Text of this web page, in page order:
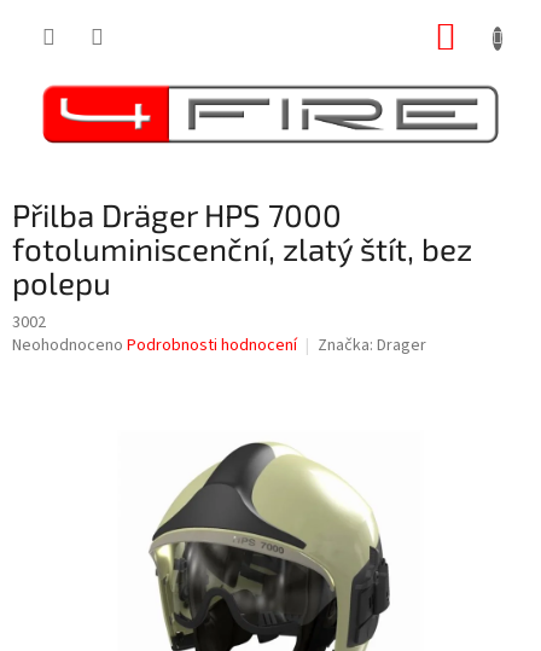
Přilba Dräger HPS 7000
fotoluminiscenční, zlatý štít, bez
polepu
3002
Průměrné
Neohodnoceno Podrobnosti hodnocení Značka: Drager